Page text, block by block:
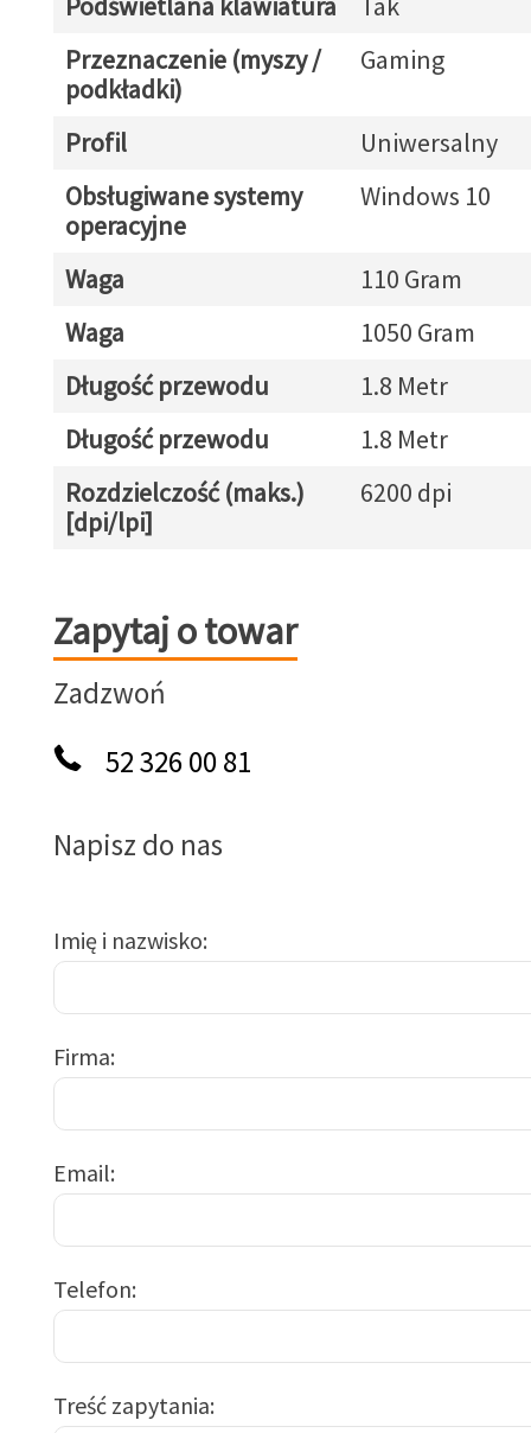
Przeznaczenie (myszy /
podkładki)
Gaming
Profil
Uniwersalny
Obsługiwane systemy
operacyjne
Windows 10
Waga
110 Gram
Waga
1050 Gram
Długość przewodu
1.8 Metr
Długość przewodu
1.8 Metr
Rozdzielczość (maks.)
[dpi/lpi]
6200 dpi
Zapytaj o towar
Zapytaj o towar
Zadzwoń
52 326 00 81
Napisz do nas
Imię i nazwisko
Firma
Email
Telefon
Treść zapytania